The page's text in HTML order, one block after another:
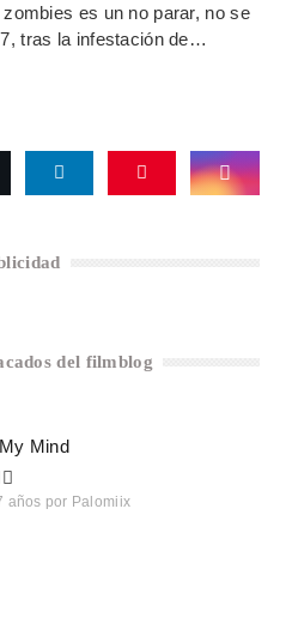
es un no parar, no se
tras la infestación de…
del filmblog
Mind
años por Palomiix